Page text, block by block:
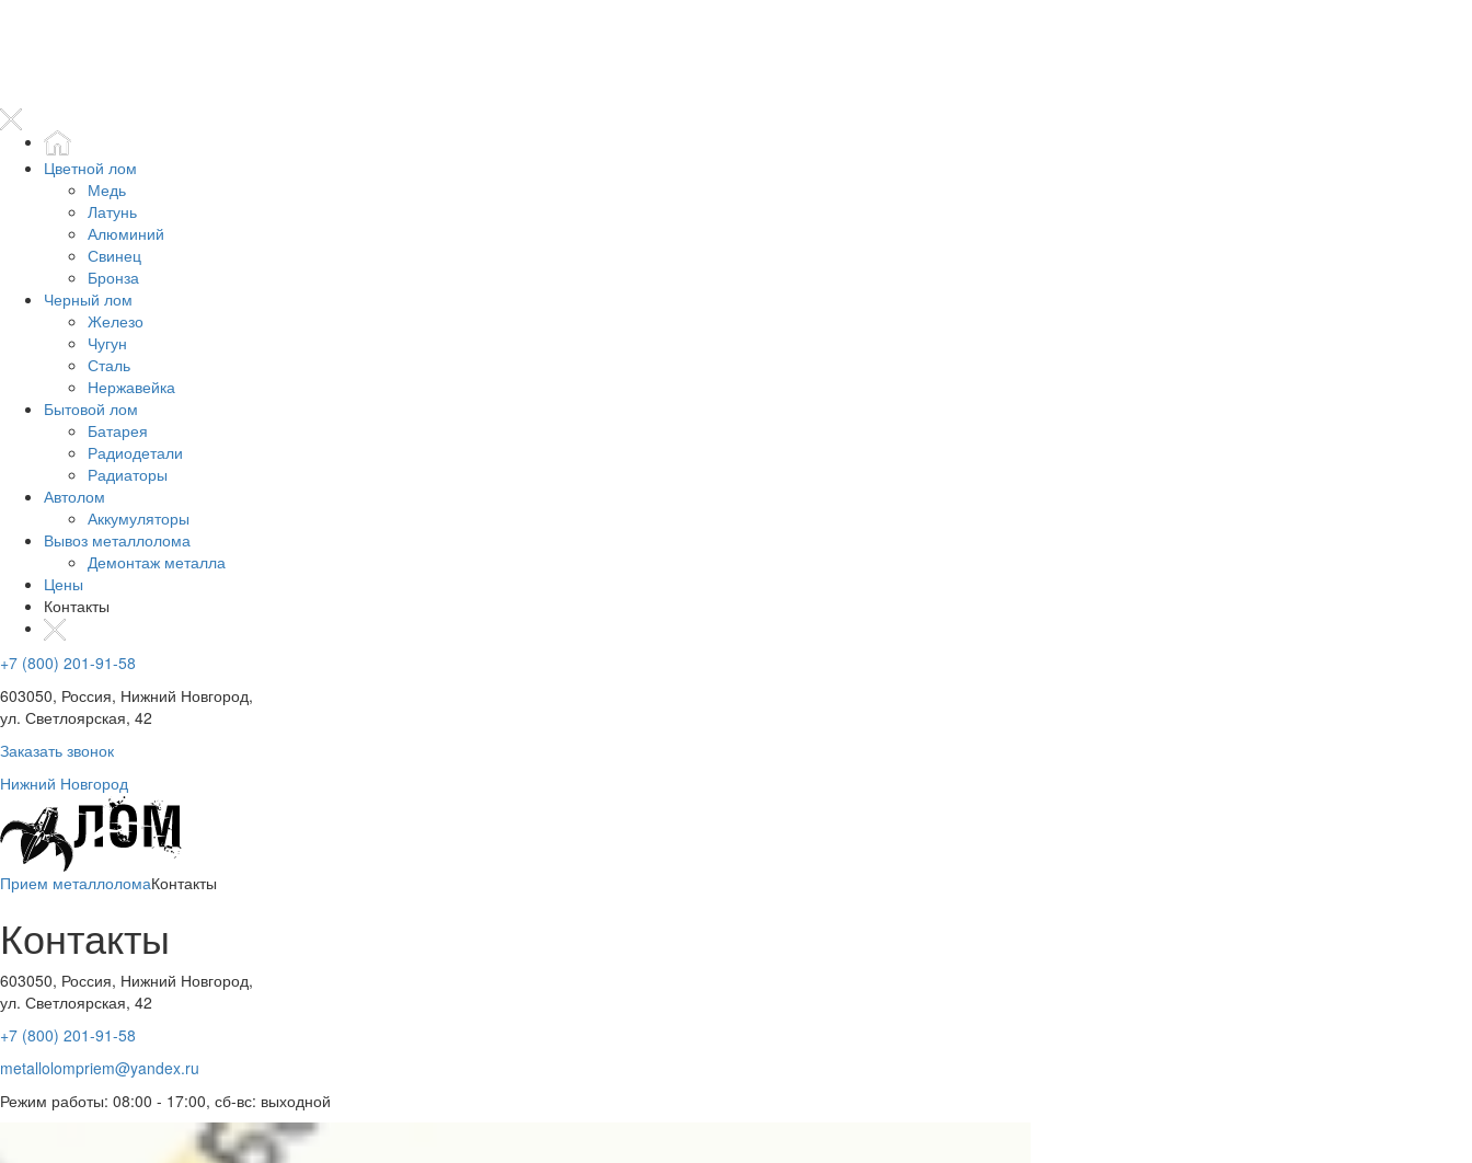
Цветной лом
Медь
Латунь
Алюминий
Свинец
Бронза
Черный лом
Железо
Чугун
Сталь
Нержавейка
Бытовой лом
Батарея
Радиодетали
Радиаторы
Автолом
Аккумуляторы
Вывоз металлолома
Демонтаж металла
Цены
Контакты
+7 (800) 201-91-58
603050, Россия, Нижний Новгород,
ул. Светлоярская, 42
Заказать звонок
Нижний Новгород
Прием металлоломаКонтакты
Контакты
603050, Россия, Нижний Новгород,
ул. Светлоярская, 42
+7 (800) 201-91-58
metallolompriem@yandex.ru
Режим работы: 08:00 - 17:00, сб-вс: выходной